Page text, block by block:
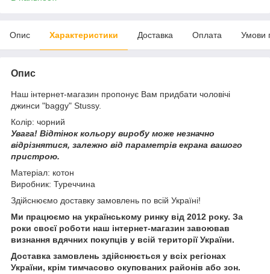
Опис Характеристики Доставка Оплата Умови
Опис
Наш інтернет-магазин пропонує Вам придбати чоловічі
джинси "baggy" Stussy.
Колір: чорний
Увага! Відтінок кольору виробу може незначно
відрізнятися, залежно від параметрів екрана вашого
пристрою.
Матеріал: котон
Виробник: Туреччина
Здійснюємо доставку замовлень по всій Україні!
Ми працюємо на українському ринку від 2012 року. За
роки своєї роботи наш інтернет-магазин завоював
визнання вдячних покупців у всій території України.
Доставка замовлень здійснюється у всіх регіонах
України, крім тимчасово окупованих районів або зон.